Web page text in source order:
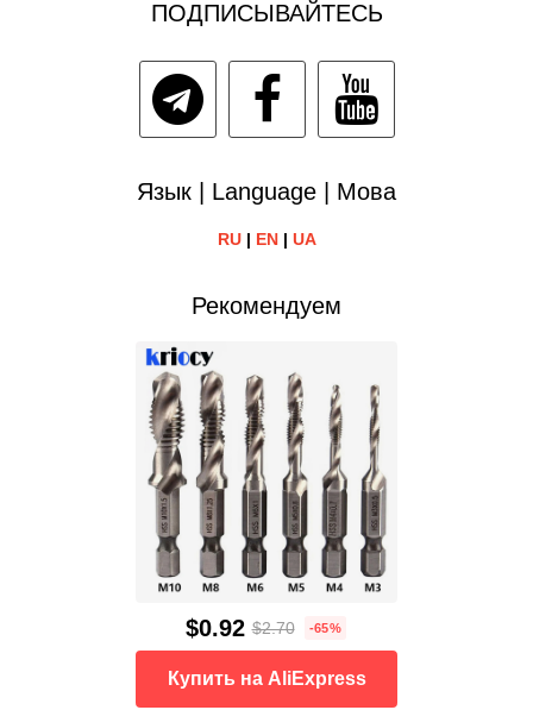
ПОДПИСЫВАЙТЕСЬ
Язык | Language | Мова
RU| EN| UA
Рекомендуем
$0.92 $2.70 -65%
Купить на AliExpress